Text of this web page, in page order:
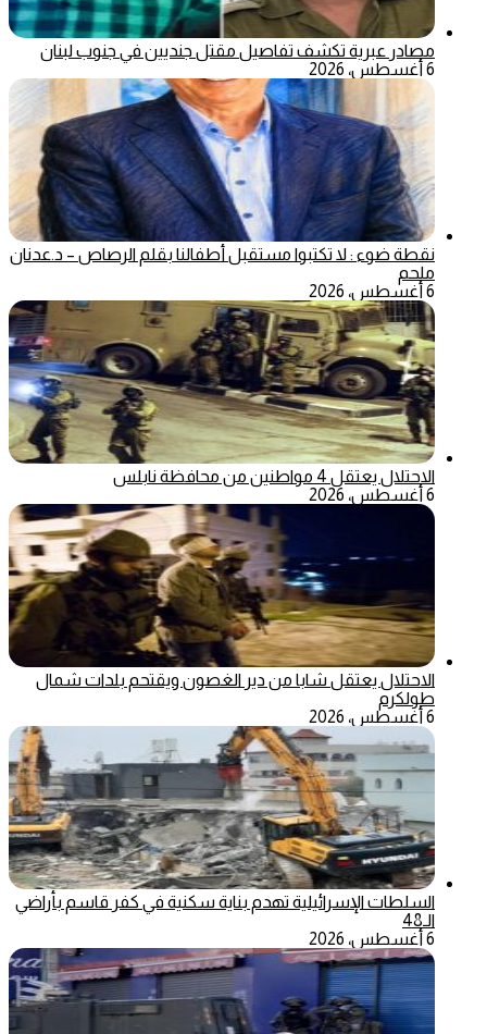
مصادر عبرية تكشف تفاصيل مقتل جنديين في جنوب لبنان
6 أغسطس، 2026
نقطة ضوء : لا تكتبوا مستقبل أطفالنا بقلم الرصاص – د.عدنان
ملحم
6 أغسطس، 2026
الاحتلال يعتقل 4 مواطنين من محافظة نابلس
6 أغسطس، 2026
الاحتلال يعتقل شابا من دير الغصون ويقتحم بلدات شمال
طولكرم
6 أغسطس، 2026
السلطات الإسرائيلية تهدم بناية سكنية في كفر قاسم بأراضي
الـ48
6 أغسطس، 2026